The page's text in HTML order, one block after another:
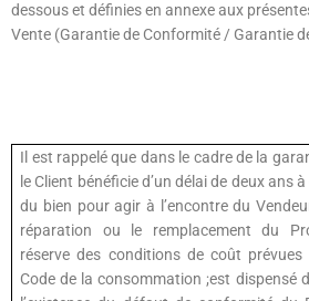
dessous et définies en annexe aux
Vente (Garantie de Conformité / Garantie
Il est rappelé que dans le cadre de la
le Client bénéficie d’un délai de deux ans
du bien pour agir à l’encontre du
réparation ou le remplacement du
réserve des conditions de coût
Code de la consommation ;est dispensé